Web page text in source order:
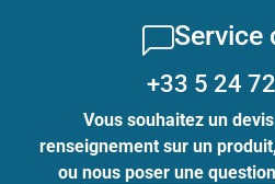
Service
+33 5 24
Vous souhaitez un
renseignement sur un
ou nous poser une